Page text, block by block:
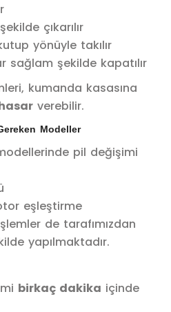
çıkarılır
yönüyle takılır
sağlam şekilde kapatılır
kumanda kasasına
verebilir.
Modeller
pil değişimi
eşleştirme
de tarafımızdan
yapılmaktadır.
birkaç dakika içinde